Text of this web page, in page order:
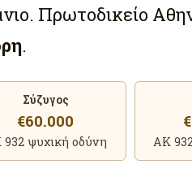
Πρωτοδικείο
.
Σύζυγος
€60.000
ψυχική οδύνη ΑΚ